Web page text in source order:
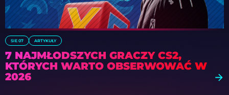
SIE 07 ARTYKUŁY
7 NAJMŁODSZYCH GRACZY CS2,
KTÓRYCH WARTO OBSERWOWAĆ W
2026